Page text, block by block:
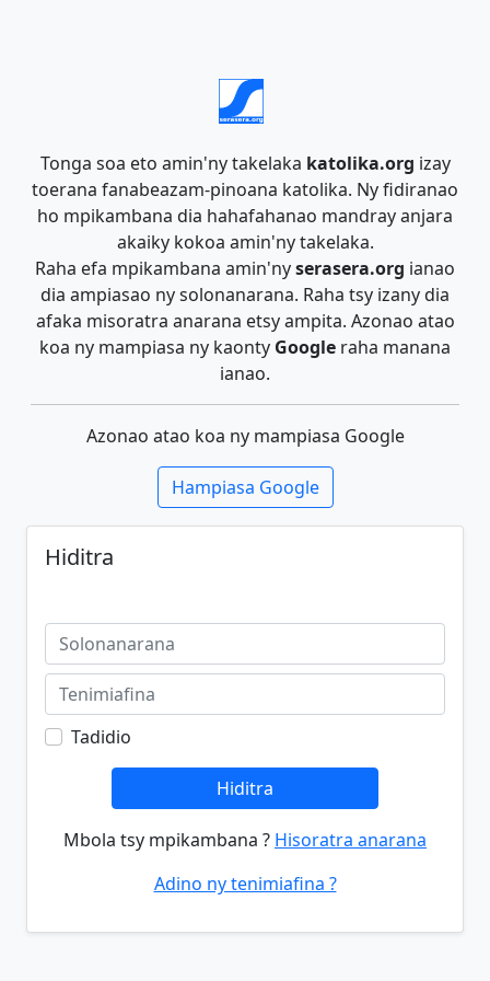
Tonga soa eto amin'ny takelaka katolika.org izay
toerana fanabeazam-pinoana katolika. Ny fidiranao
ho mpikambana dia hahafahanao mandray anjara
akaiky kokoa amin'ny takelaka.
Raha efa mpikambana amin'nyserasera.org ianao
dia ampiasao ny solonanarana. Raha tsy izany dia
afaka misoratra anarana etsy ampita. Azonao atao
koa ny mampiasa ny kaonty Google raha manana
ianao.
Azonao atao koa ny mampiasa Google
Hampiasa Google
Hiditra
Tadidio
Hiditra
Mbola tsy mpikambana ? Hisoratra anarana
Adino ny tenimiafina ?